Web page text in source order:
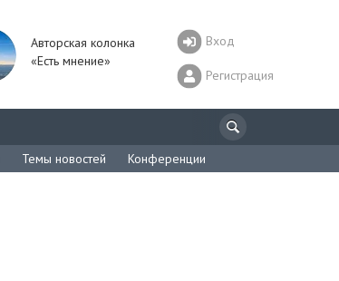
Авторская колонка
«Есть мнение»
Вход
Регистрация
Темы новостей Конференции